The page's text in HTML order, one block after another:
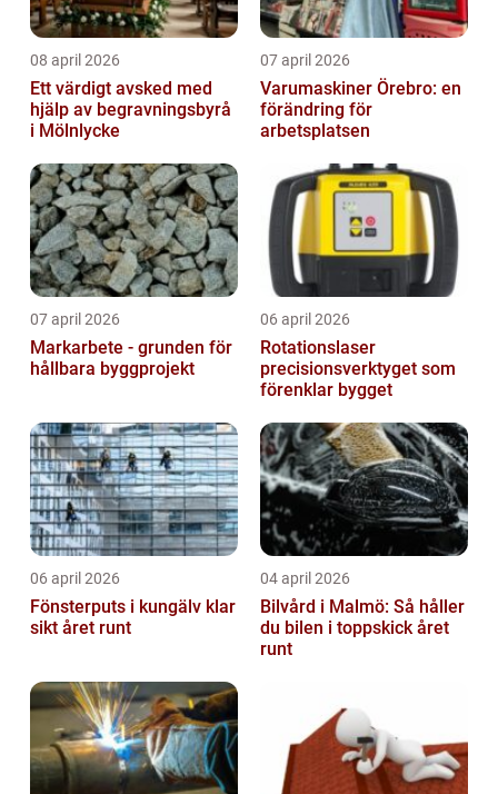
08 april 2026
Ett värdigt avsked med
hjälp av begravningsbyrå
i Mölnlycke
07 april 2026
Varumaskiner Örebro: en
förändring för
arbetsplatsen
07 april 2026
Markarbete - grunden för
hållbara byggprojekt
06 april 2026
Rotationslaser
precisionsverktyget som
förenklar bygget
06 april 2026
Fönsterputs i kungälv klar
sikt året runt
04 april 2026
Bilvård i Malmö: Så håller
du bilen i toppskick året
runt